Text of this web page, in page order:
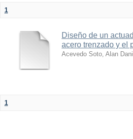
1
Diseño de un
acero trenzado y el
Acevedo Soto, Alan
1